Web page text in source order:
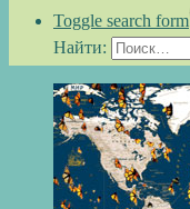
Toggle search form
Найти: